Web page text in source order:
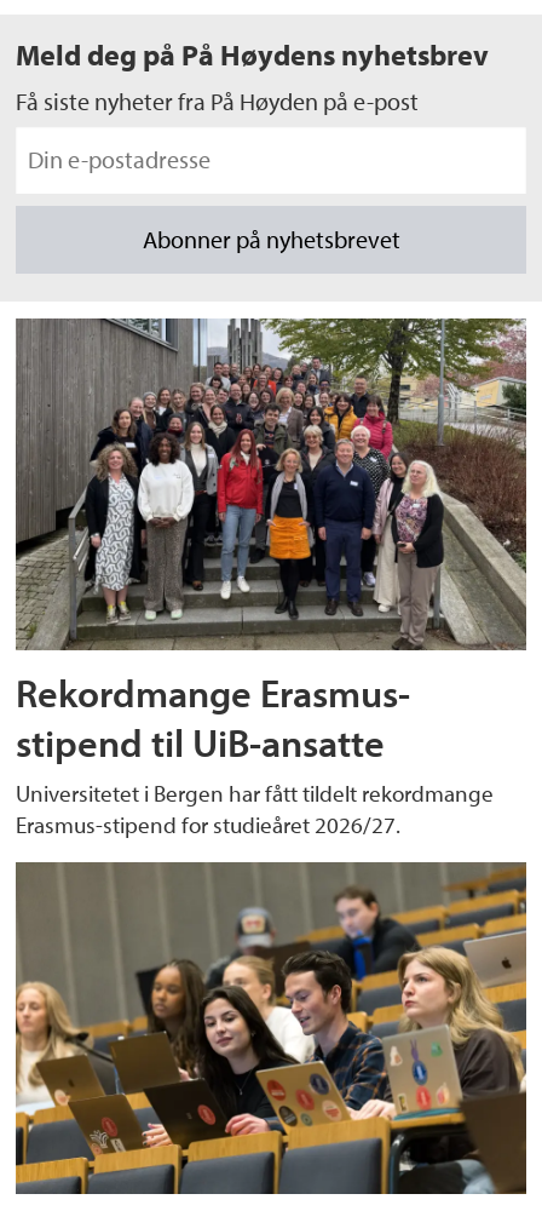
Meld deg på På Høydens nyhetsbrev
Få siste nyheter fra På Høyden på e-post
Rekordmange Erasmus-
stipend til UiB-ansatte
Universitetet i Bergen har fått tildelt rekordmange
Erasmus-stipend for studieåret 2026/27.